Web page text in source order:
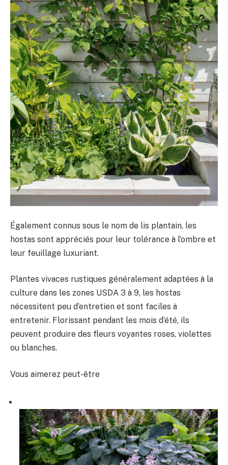
Également connus sous le nom de lis plantain, les
hostas sont appréciés pour leur tolérance à l’ombre et
leur feuillage luxuriant.
Plantes vivaces rustiques généralement adaptées à la
culture dans les zones USDA 3 à 9, les hostas
nécessitent peu d’entretien et sont faciles à
entretenir. Florissant pendant les mois d’été, ils
peuvent produire des fleurs voyantes roses, violettes
ou blanches.
Vous aimerez peut-être